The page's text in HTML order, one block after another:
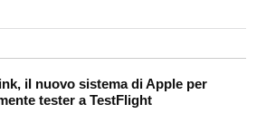
il nuovo sistema di Apple per
tester a TestFlight